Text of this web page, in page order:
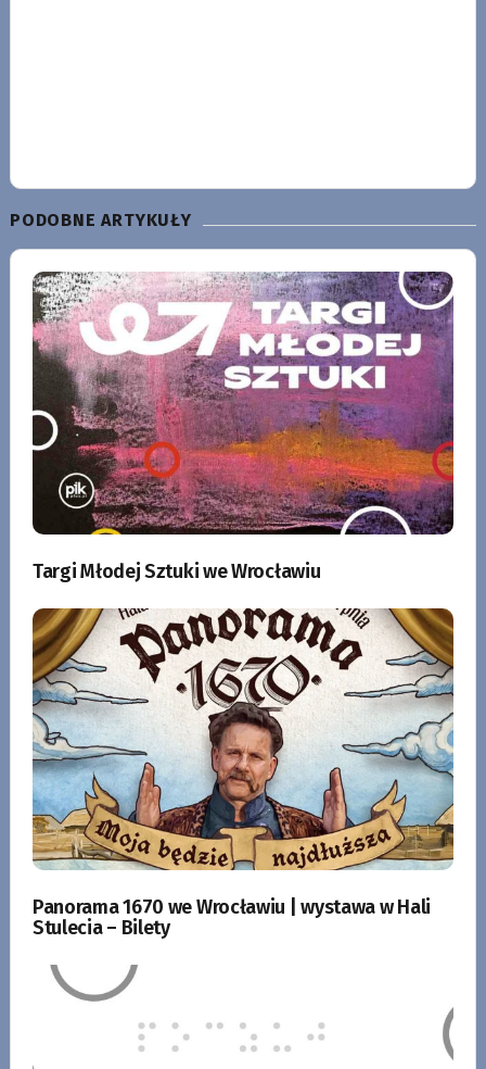
PODOBNE ARTYKUŁY
Targi Młodej Sztuki we Wrocławiu
Panorama 1670 we Wrocławiu | wystawa w Hali
Stulecia – Bilety